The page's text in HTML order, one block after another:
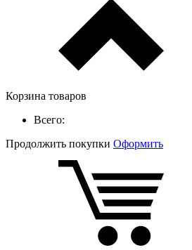
Корзина товаров
Всего:
Продолжить покупки Оформить